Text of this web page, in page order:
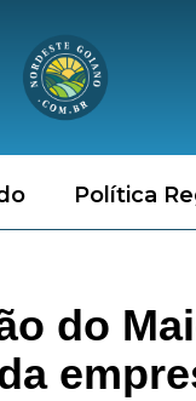
Política
do